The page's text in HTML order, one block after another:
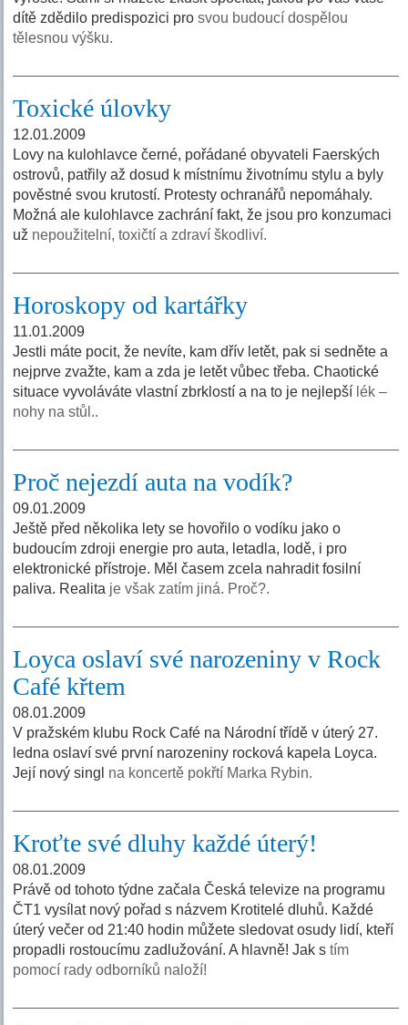
dítě zdědilo predispozici prosvou budoucí dospělou
tělesnou výšku.
Toxické úlovky
12.01.2009
Lovy na kulohlavce černé, pořádané obyvateli Faerských
ostrovů, patřily až dosud k místnímu životnímu stylu a byly
pověstné svou krutostí. Protesty ochranářů nepomáhaly.
Možná ale kulohlavce zachrání fakt, že jsou pro konzumaci
už nepoužitelní, toxičtí a zdraví škodliví.
Horoskopy od kartářky
11.01.2009
Jestli máte pocit, že nevíte, kam dřív letět, pak si sedněte a
nejprve zvažte, kam a zda je letět vůbec třeba. Chaotické
situace vyvoláváte vlastní zbrklostí a na to je nejlepší lék –
nohy na stůl..
Proč nejezdí auta na vodík?
09.01.2009
Ještě před několika lety se hovořilo o vodíku jako o
budoucím zdroji energie pro auta, letadla, lodě, i pro
elektronické přístroje. Měl časem zcela nahradit fosilní
paliva. Realita je však zatím jiná. Proč?.
Loyca oslaví své narozeniny v Rock
Café křtem
08.01.2009
V pražském klubu Rock Café na Národní třídě v úterý 27.
ledna oslaví své první narozeniny rocková kapela Loyca.
Její nový singl na koncertě pokřtí Marka Rybin.
Kroťte své dluhy každé úterý!
08.01.2009
Právě od tohoto týdne začala Česká televize na programu
ČT1 vysílat nový pořad s názvem Krotitelé dluhů. Každé
úterý večer od 21:40 hodin můžete sledovat osudy lidí, kteří
propadli rostoucímu zadlužování. A hlavně! Jak stím
pomocí rady odborníků naloží!